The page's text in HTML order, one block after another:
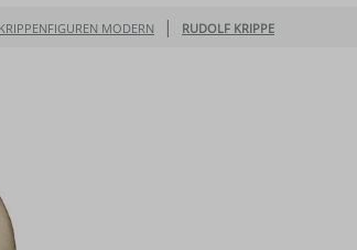
KRIPPENFIGUREN MODERN | RUDOLF KRIPPE